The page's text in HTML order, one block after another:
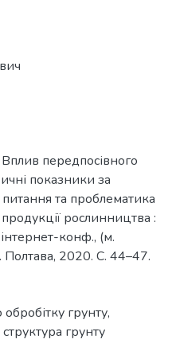
передпосівного
показники за
та проблематика
рослинництва :
конф., (м.
Полтава, 2020. С. 44–47.
грунту,
грунту